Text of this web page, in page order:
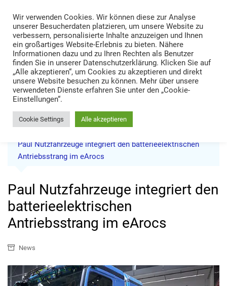
content
TRANS LOGISTIK NEWS
Technik • Kompetenz • Management
Paul Nutzfahrzeuge integriert den batterieelektrischen
Antriebsstrang im eArocs
Paul Nutzfahrzeuge integriert den
batterieelektrischen
Antriebsstrang im eArocs
News
Wir verwenden Cookies. Wir können diese zur Analyse
unserer Besucherdaten platzieren, um unsere Website zu
verbessern, personalisierte Inhalte anzuzeigen und Ihnen
ein großartiges Website-Erlebnis zu bieten. Nähere
Informationen dazu und zu Ihren Rechten als Benutzer
finden Sie in unserer Datenschutzerklärung. Klicken Sie auf
„Alle akzeptieren“, um Cookies zu akzeptieren und direkt
unsere Website besuchen zu können. Mehr über unsere
verwendeten Dienste erfahren Sie unter den „Cookie-
Einstellungen“.
Cookie Settings Alle akzeptieren